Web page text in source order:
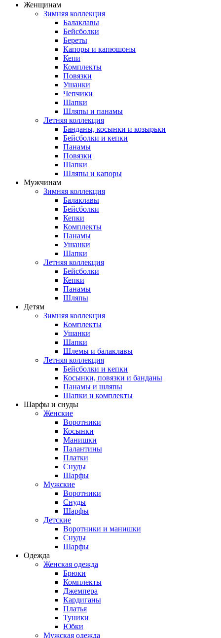
Женщинам
Зимняя коллекция
Балаклавы
Бейсболки
Береты
Капоры и капюшоны
Кепи
Комплекты
Повязки
Ушанки
Чепчики
Шапки
Шляпы и панамы
Летняя коллекция
Банданы, косынки и козырьки
Бейсболки и кепки
Панамы
Повязки
Шапки
Шляпы и капоры
Мужчинам
Зимняя коллекция
Балаклавы
Бейсболки
Кепки
Комплекты
Панамы
Ушанки
Шапки
Летняя коллекция
Бейсболки
Кепки
Панамы
Шляпы
Детям
Зимняя коллекция
Комплекты
Ушанки
Шапки
Шлемы и балаклавы
Летняя коллекция
Бейсболки и кепки
Косынки, повязки и банданы
Панамы и шляпы
Шапки и комплекты
Шарфы и снуды
Женские
Воротники
Косынки
Манишки
Палантины
Платки
Снуды
Шарфы
Мужские
Воротники
Снуды
Шарфы
Детские
Воротники и манишки
Снуды
Шарфы
Одежда
Женская одежда
Брюки
Комплекты
Джемпера
Кардиганы
Платья
Туники
Юбки
Мужская одежда